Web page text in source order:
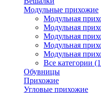
Модульные прихожие
Модульная
Модульная
Модульная
Модульная
Модульная
Все категории
Обувницы
Прихожие
Угловые прихожие